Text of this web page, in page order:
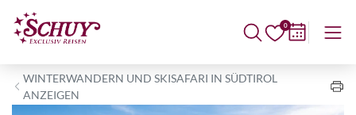
0
WINTERWANDERN UND SKISAFARI IN SÜDTIROL
ANZEIGEN